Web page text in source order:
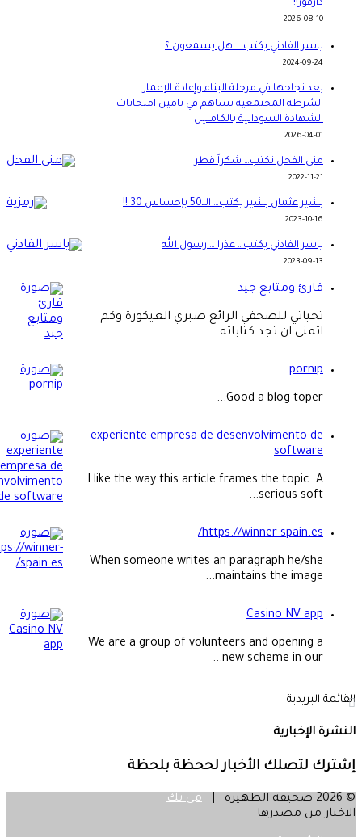
دارفور!!
2026-08-10
ياسر الفادني يكتب…. هل يسمعون ؟
2024-09-24
بعد نجاحها في مرحلة البناء وإعادة الإعمار
الشرطة المجتمعية تساهم في تامين امتحانات
الشهادة السودانية بالكاملين
2026-04-01
منى الفحل تكتب… شكراً قطر
2022-11-21
بشير عثمان بشير يكتب… الــ50 بإحساس 30 !!
2023-10-16
ياسر الفادني يكتب… عذرا … رسول الله
2023-09-13
قارئ ومتابع جيد
تحياتي للصحفي الرائع صبري العيكورة وكم
اتمنى ان تجد كتاباته...
pornip
Good a blog toper...
experiente empresa de desenvolvimento de
software
I like the way this article frames the topic. A
serious soft...
https://winner-spain.es/
When someone writes an paragraph he/she
maintains the image...
Casino NV app
We are a group of volunteers and opening a
new scheme in our...
البريدية
الإخبارية
لتصلك الأخبار لححظة بلحظة
مي تك
من مصدرها